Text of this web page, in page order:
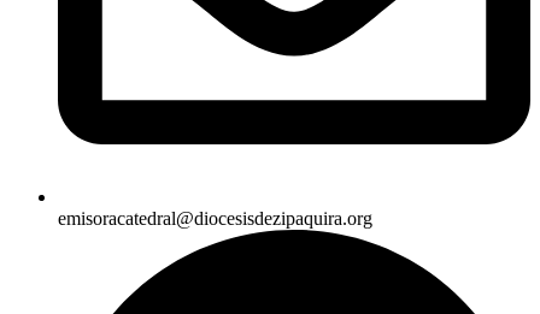
emisoracatedral@diocesisdezipaquira.org